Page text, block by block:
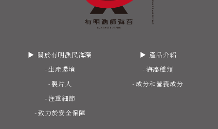
關於有明漁民海藻
生產環境
製片人
注重細節
致力於安全保障
產品介紹
海藻種類
成分和營養成分